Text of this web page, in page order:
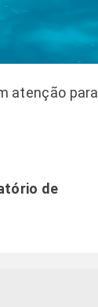
atenção para
de